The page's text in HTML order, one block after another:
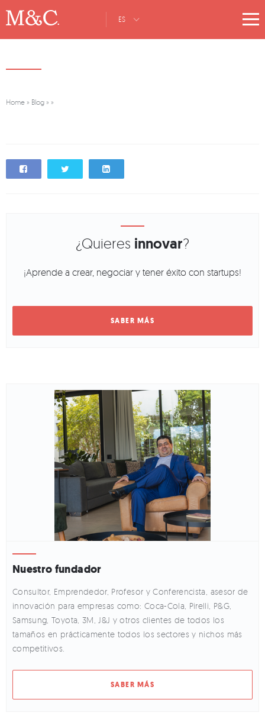
ES
Home » Blog » »
¿Quieres innovar?
¡Aprende a crear, negociar y tener éxito con startups!
Nuestro fundador
Consultor, Emprendedor, Profesor y Conferencista, asesor de
innovación para empresas como: Coca-Cola, Pirelli, P&G,
Samsung, Toyota, 3M, J&J y otros clientes de todos los
tamaños en prácticamente todos los sectores y nichos más
competitivos.
SABER MÁS